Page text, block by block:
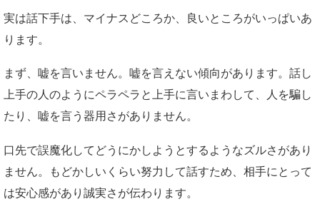
実は話下手は、マイナスどころか、良いところがいっぱいあ
ります。
まず、嘘を言いません。嘘を言えない傾向があります。話し
上手の人のようにペラペラと上手に言いまわして、人を騙し
たり、嘘を言う器用さがありません。
口先で誤魔化してどうにかしようとするようなズルさがあり
ません。もどかしいくらい努力して話すため、相手にとって
は安心感があり誠実さが伝わります。